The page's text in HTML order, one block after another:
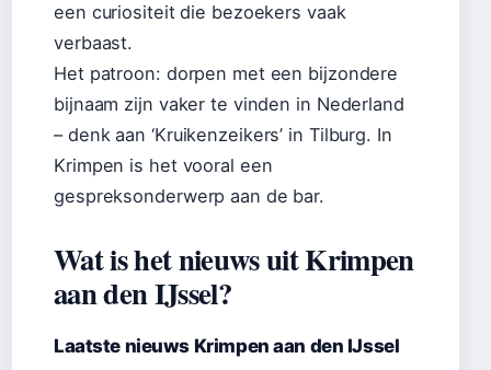
een curiositeit die bezoekers vaak
verbaast.
Het patroon: dorpen met een bijzondere
bijnaam zijn vaker te vinden in Nederland
– denk aan ‘Kruikenzeikers’ in Tilburg. In
Krimpen is het vooral een
gespreksonderwerp aan de bar.
Wat is het nieuws uit Krimpen
aan den IJssel?
Laatste nieuws Krimpen aan den IJssel